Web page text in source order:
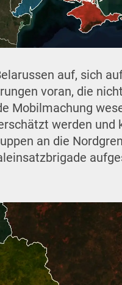
auf, sich
voran, die
Mobilmachung
werden und
an die